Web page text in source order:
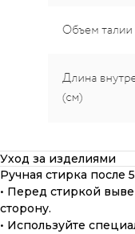
Уход за изделиями
Ручная стирка после
• Перед стиркой
сторону.
• Используйте